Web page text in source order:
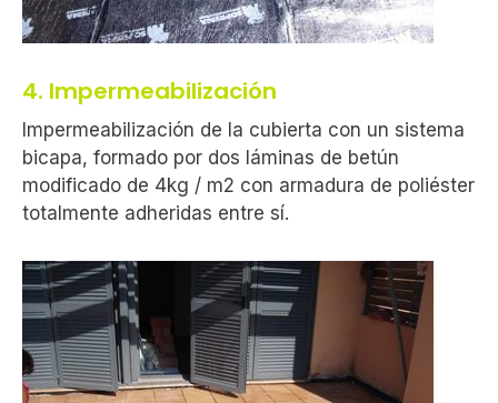
4. Impermeabilización
Impermeabilización de la cubierta con un sistema
bicapa, formado por dos láminas de betún
modificado de 4kg / m2 con armadura de poliéster
totalmente adheridas entre sí.